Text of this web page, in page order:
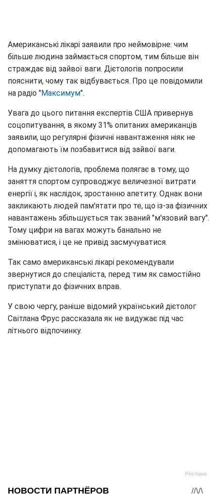
Американські лікарі заявили про неймовірне: чим
більше людина займається спортом, тим більше він
страждає від зайвої ваги. Дієтологів попросили
пояснити, чому так відбувається. Про це повідомили
на радіо "Максимум".
Увага до цього питання експертів США привернув
соцопитування, в якому 31% опитаних американців
заявили, що регулярні фізичні навантаження ніяк не
допомагають їм позбавитися від зайвої ваги.
На думку дієтологів, проблема полягає в тому, що
заняття спортом супроводжує величезної витрати
енергії і, як наслідок, зростанню апетиту. Однак вони
закликають людей пам'ятати про те, що із-за фізичних
навантажень збільшується так званий "м'язовий вагу".
Тому цифри на вагах можуть банально не
змінюватися, і це не привід засмучуватися.
Так само американські лікарі рекомендували
звернутися до спеціаліста, перед тим як самостійно
приступати до фізичних вправ.
У свою чергу, раніше відомий український дієтолог
Світлана Фрус рассказала як не видужає під час
літнього відпочинку.